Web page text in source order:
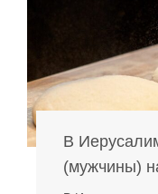
В
(мужчины)